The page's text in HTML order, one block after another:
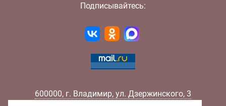
Подписывайтесь:
600000, г. Владимир, ул. Дзержинского, 3